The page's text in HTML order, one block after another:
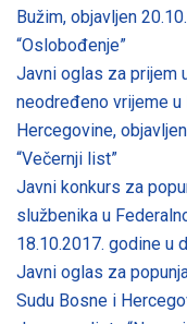
Bužim, objavljen
“Oslobođenje”
Javni oglas za prijem
neodređeno vrijeme
Hercegovine,
“Večernji list”
Javni konkurs za
službenika u
18.10.2017. godine u
Javni oglas za
Sudu Bosne i